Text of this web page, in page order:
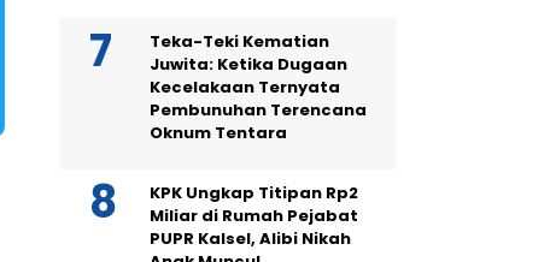
Teka-Teki Kematian
Juwita: Ketika Dugaan
Kecelakaan Ternyata
Pembunuhan Terencana
Oknum Tentara
KPK Ungkap Titipan Rp2
Miliar di Rumah Pejabat
PUPR Kalsel, Alibi Nikah